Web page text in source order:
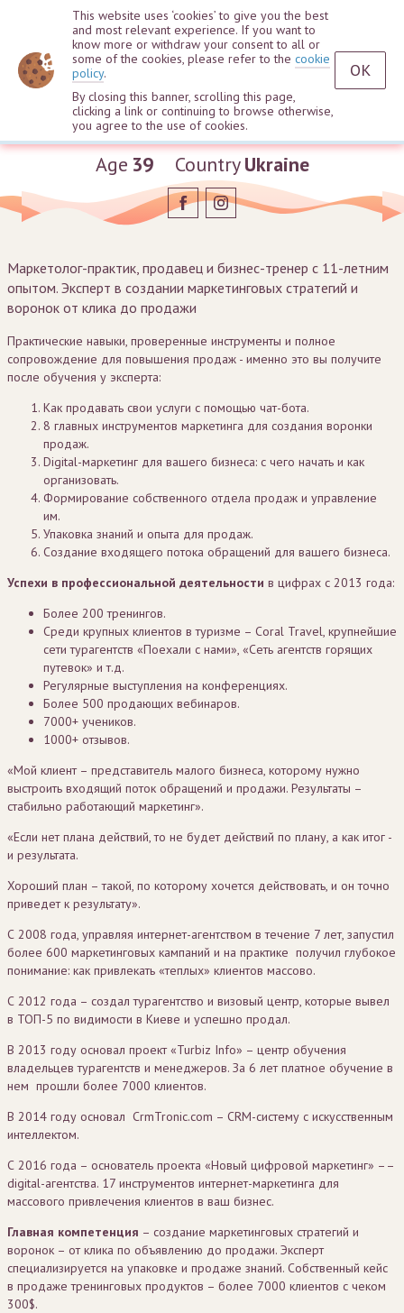
Sergey Kudelko
Age 39 CountryUkraine
Маркетолог-практик, продавец и бизнес-тренер с 11-летним
опытом. Эксперт в создании маркетинговых стратегий и
воронок от клика до продажи
Практические навыки, проверенные инструменты и полное
сопровождение для повышения продаж - именно это вы получите
после обучения у эксперта:
Как продавать свои услуги с помощью чат-бота.
8 главных инструментов маркетинга для создания воронки
продаж.
Digital-маркетинг для вашего бизнеса: с чего начать и как
организовать.
Формирование собственного отдела продаж и управление
им.
Упаковка знаний и опыта для продаж.
Создание входящего потока обращений для вашего бизнеса.
Успехи в профессиональной деятельности в цифрах с 2013 года:
Более 200 тренингов.
Среди крупных клиентов в туризме – Coral Travel, крупнейшие
сети турагентств «Поехали с нами», «Сеть агентств горящих
путевок» и т.д.
Регулярные выступления на конференциях.
Более 500 продающих вебинаров.
7000+ учеников.
1000+ отзывов.
«Мой клиент – представитель малого бизнеса, которому нужно
выстроить входящий поток обращений и продажи. Результаты –
стабильно работающий маркетинг».
«Если нет плана действий, то не будет действий по плану, а как итог -
и результата.
Хороший план – такой, по которому хочется действовать, и он точно
приведет к результату».
С 2008 года, управляя интернет-агентством в течение 7 лет, запустил
более 600 маркетинговых кампаний и на практике получил глубокое
понимание: как привлекать «теплых» клиентов массово.
С 2012 года – создал турагентство и визовый центр, которые вывел
в ТОП-5 по видимости в Киеве и успешно продал.
В 2013 году основал проект «Turbiz Info» – центр обучения
владельцев турагентств и менеджеров. За 6 лет платное обучение в
нем прошли более 7000 клиентов.
В 2014 году основал CrmTronic.com – CRM-систему с искусственным
интеллектом.
С 2016 года – основатель проекта «Новый цифровой маркетинг» ––
digital-агентства. 17 инструментов интернет-маркетинга для
массового привлечения клиентов в ваш бизнес.
Главная компетенция – создание маркетинговых стратегий и
воронок – от клика по объявлению до продажи. Эксперт
специализируется на упаковке и продаже знаний. Собственный кейс
в продаже тренинговых продуктов – более 7000 клиентов с чеком
300$.
This website uses ‘cookies’ to give you the best
and most relevant experience. If you want to
know more or withdraw your consent to all or
some of the cookies, please refer to the cookie
policy.
By closing this banner, scrolling this page,
clicking a link or continuing to browse otherwise,
you agree to the use of cookies.
OK